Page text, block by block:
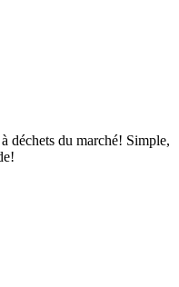
déchets du marché! Simple,